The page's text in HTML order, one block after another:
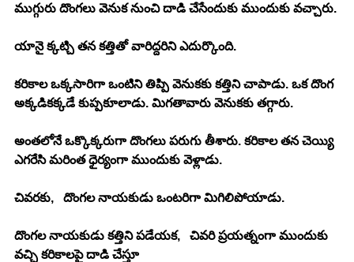
ముగ్గురు దొంగలు వెనుక నుంచి దాడి చేసేందుకు ముందుకు వచ్చారు.
యానై క్కట్చి తన కత్తితో వారిద్దరిని ఎదుర్కొంది.
కరికాల ఒక్కసారిగా ఒంటిని తిప్పి వెనుకకు కత్తిని చాపాడు. ఒక దొంగ
అక్కడికక్కడే కుప్పకూలాడు. మిగతావారు వెనుకకు తగ్గారు.
అంతలోనే ఒక్కొక్కరుగా దొంగలు పరుగు తీశారు. కరికాల తన చెయ్యి
ఎగరేసి మరింత ధైర్యంగా ముందుకు వెళ్లాడు.
చివరకు,   దొంగల నాయకుడు ఒంటరిగా మిగిలిపోయాడు.
దొంగల నాయకుడు కత్తిని పడేయక,   చివరి ప్రయత్నంగా ముందుకు
వచ్చి కరికాలపై దాడి చేస్తూ